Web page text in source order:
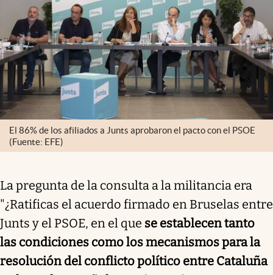
El 86% de los afiliados a Junts aprobaron el pacto con el PSOE
(Fuente: EFE)
La pregunta de la consulta a la militancia era
"¿Ratificas el acuerdo firmado en Bruselas entre
Junts y el PSOE, en el que se establecen tanto
las condiciones como los mecanismos para la
resolución del conflicto político entre Cataluña